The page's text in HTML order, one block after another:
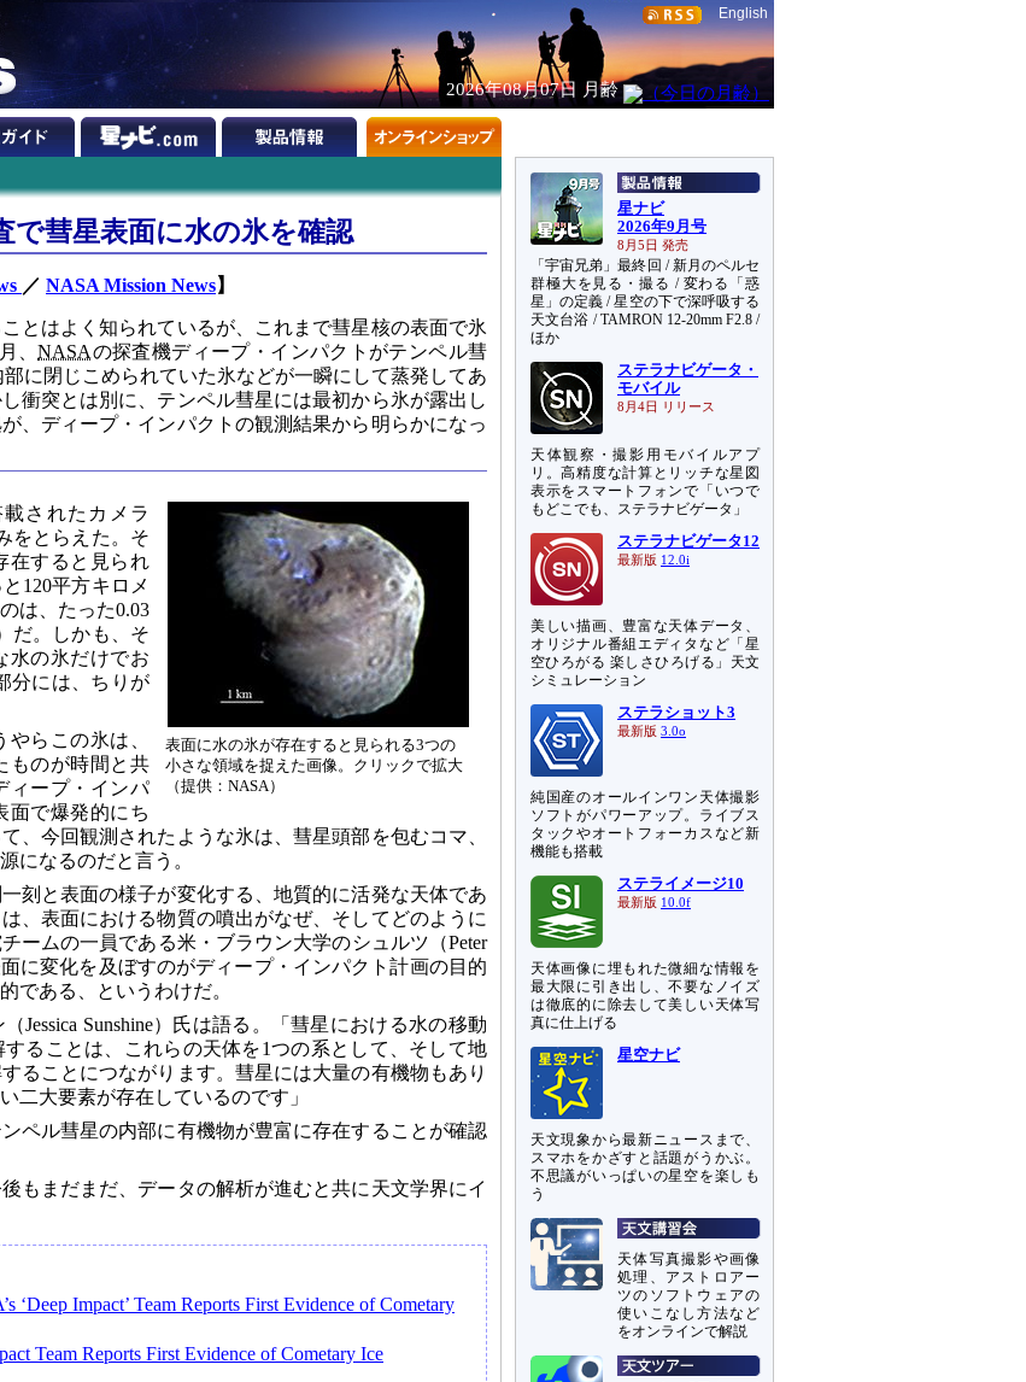
English
2026年08月07日 月齢
彗星表面に水の氷を確認
／ NASA Mission News】
とはよく知られているが、これまで彗星核の表面で氷
、NASAの探査機ディープ・インパクトがテンペル彗
に閉じこめられていた氷などが一瞬にして蒸発してあ
衝突とは別に、テンペル彗星には最初から氷が露出し
、ディープ・インパクトの観測結果から明らかになっ
表面に水の氷が存在すると見られる3つの
小さな領域を捉えた画像。クリックで拡大
（提供：NASA）
されたカメラ
をとらえた。そ
在すると見られ
120平方キロメ
は、たった0.03
だ。しかも、そ
水の氷だけでお
分には、ちりが
らこの氷は、
ものが時間と共
ィープ・インパ
面で爆発的にち
、今回観測されたような氷は、彗星頭部を包むコマ、
になるのだと言う。
刻と表面の様子が変化する、地質的に活発な天体であ
、表面における物質の噴出がなぜ、そしてどのように
ームの一員である米・ブラウン大学のシュルツ（Peter
に変化を及ぼすのがディープ・インパクト計画の目的
である、というわけだ。
Jessica Sunshine）氏は語る。「彗星における水の移動
ることは、これらの天体を1つの系として、そして地
ることにつながります。彗星には大量の有機物もあり
二大要素が存在しているのです」
ペル彗星の内部に有機物が豊富に存在することが確認
もまだまだ、データの解析が進むと共に天文学界にイ
‘Deep Impact’ Team Reports First Evidence of Cometary
Team Reports First Evidence of Cometary Ice
星ナビ
2026年9月号
8月5日 発売
「宇宙兄弟」最終回 / 新月のペルセ
群極大を見る・撮る / 変わる「惑
星」の定義 / 星空の下で深呼吸する
天文台浴 / TAMRON 12-20mm F2.8 /
ほか
ステラナビゲータ・
モバイル
8月4日 リリース
天体観察・撮影用モバイルアプ
リ。高精度な計算とリッチな星図
表示をスマートフォンで「いつで
もどこでも、ステラナビゲータ」
ステラナビゲータ12
最新版 12.0i
美しい描画、豊富な天体データ、
オリジナル番組エディタなど「星
空ひろがる 楽しさひろげる」天文
シミュレーション
ステラショット3
最新版 3.0o
純国産のオールインワン天体撮影
ソフトがパワーアップ。ライブス
タックやオートフォーカスなど新
機能も搭載
ステライメージ10
最新版 10.0f
天体画像に埋もれた微細な情報を
最大限に引き出し、不要なノイズ
は徹底的に除去して美しい天体写
真に仕上げる
星空ナビ
天文現象から最新ニュースまで、
スマホをかざすと話題がうかぶ。
不思議がいっぱいの星空を楽しも
う
天体写真撮影や画像
処理、アストロアー
ツのソフトウェアの
使いこなし方法など
をオンラインで解説